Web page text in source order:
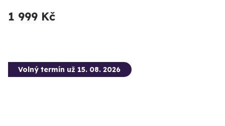
1 999 Kč
Volný termín už 15. 08. 2026